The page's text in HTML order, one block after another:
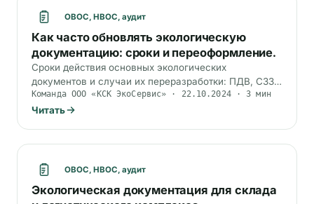
ОВОС, НВОС, аудит
Как часто обновлять экологическую
документацию: сроки и переоформление.
Сроки действия основных экологических
документов и случаи их переразработки: ПДВ, СЗЗ,
ПНООЛР, паспорта отходов, КЭР, ДВОС, программа
ПЭК.
Команда ООО «КСК ЭкоСервис» · 22.10.2024 · 3 мин
Читать
ОВОС, НВОС, аудит
Экологическая документация для склада